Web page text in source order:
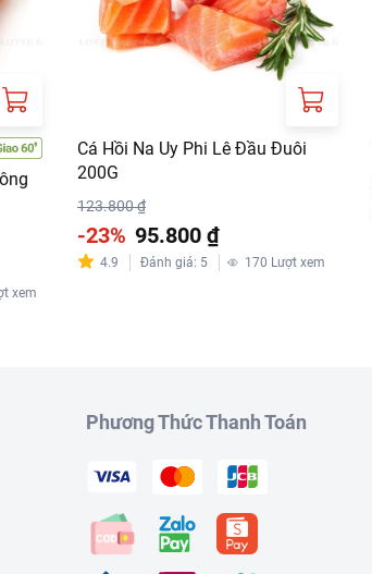
xem
Cá Hồi Na Uy Phi Lê Đầu Đuôi
200G
123.800 ₫
-23% 95.800 ₫
4.9 Đánh giá: 5 170 Lượt xem
Phương Thức Thanh Toán